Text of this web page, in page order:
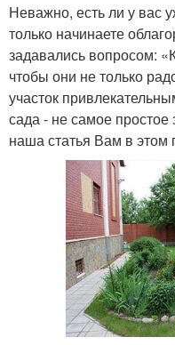
Неважно, есть ли у вас
только начинаете
задавались вопросом:
чтобы они не только
участок
сада - не самое
наша статья Вам в этом